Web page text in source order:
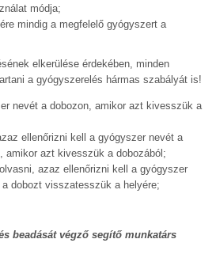
módja;
mindig a megfelelő gyógyszert a
elkerülése érdekében, minden
a gyógyszerelés hármas szabályát is!
nevét a dobozon, amikor azt kivesszük a
ellenőrizni kell a gyógyszer nevét a
amikor azt kivesszük a dobozából;
azaz ellenőrizni kell a gyógyszer
dobozt visszatesszük a helyére;
beadását végző segítő munkatárs